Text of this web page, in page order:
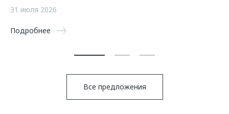
31 июля 2026
Подробнее
Все предложения